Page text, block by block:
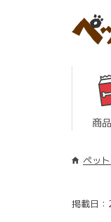
商
ペット
掲載日